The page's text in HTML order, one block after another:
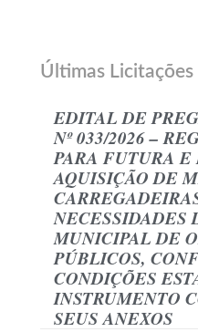
Últimas Licitações
EDITAL DE
Nº 033/2026 –
PARA FUTURA
AQUISIÇÃO DE
NECESSIDADES
MUNICIPAL DE
PÚBLICOS,
CONDIÇÕES
INSTRUMENTO
SEUS ANEXOS